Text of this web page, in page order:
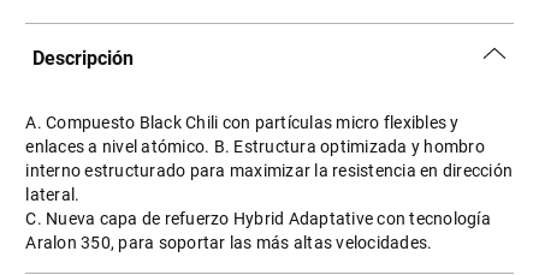
Descripción
A. Compuesto Black Chili con partículas micro flexibles y
enlaces a nivel atómico. B. Estructura optimizada y hombro
interno estructurado para maximizar la resistencia en dirección
lateral.
C. Nueva capa de refuerzo Hybrid Adaptative con tecnología
Aralon 350, para soportar las más altas velocidades.